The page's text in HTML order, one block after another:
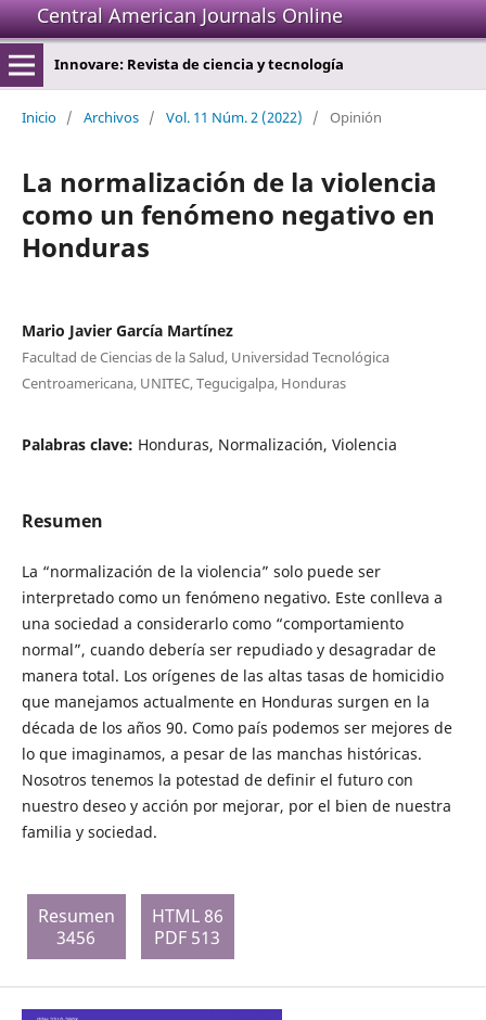
Central American Journals Online
Innovare: Revista de ciencia y tecnología
Inicio / Archivos / Vol. 11 Núm. 2 (2022) / Opinión
La normalización de la violencia
como un fenómeno negativo en
Honduras
Mario Javier García Martínez
Facultad de Ciencias de la Salud, Universidad Tecnológica
Centroamericana, UNITEC, Tegucigalpa, Honduras
Palabras clave: Honduras, Normalización, Violencia
Resumen
La “normalización de la violencia” solo puede ser
interpretado como un fenómeno negativo. Este conlleva a
una sociedad a considerarlo como “comportamiento
normal”, cuando debería ser repudiado y desagradar de
manera total. Los orígenes de las altas tasas de homicidio
que manejamos actualmente en Honduras surgen en la
década de los años 90. Como país podemos ser mejores de
lo que imaginamos, a pesar de las manchas históricas.
Nosotros tenemos la potestad de definir el futuro con
nuestro deseo y acción por mejorar, por el bien de nuestra
familia y sociedad.
Resumen
3456
HTML 86
PDF 513